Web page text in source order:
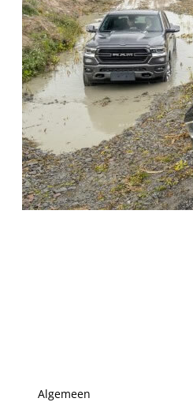
Algemeen